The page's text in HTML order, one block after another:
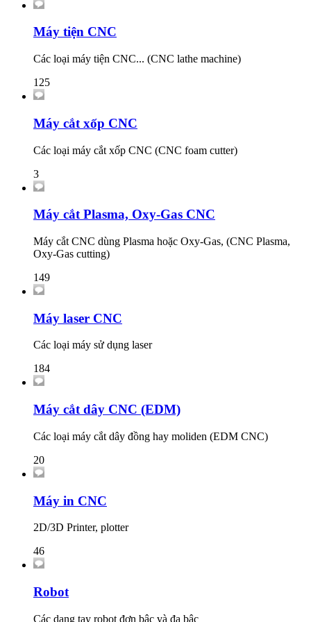
Máy tiện CNC
Các loại máy tiện CNC... (CNC lathe machine)
125
Máy cắt xốp CNC
Các loại máy cắt xốp CNC (CNC foam cutter)
3
Máy cắt Plasma, Oxy-Gas CNC
Máy cắt CNC dùng Plasma hoặc Oxy-Gas, (CNC Plasma,
Oxy-Gas cutting)
149
Máy laser CNC
Các loại máy sử dụng laser
184
Máy cắt dây CNC (EDM)
Các loại máy cắt dây đồng hay moliden (EDM CNC)
20
Máy in CNC
2D/3D Printer, plotter
46
Robot
Các dạng tay robot đơn bậc và đa bậc